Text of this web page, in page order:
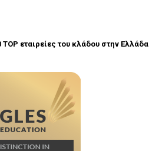
εταιρείες του κλάδου στην Ελλάδα